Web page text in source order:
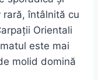
întâlnită cu
Orientali
este mai
molid domină